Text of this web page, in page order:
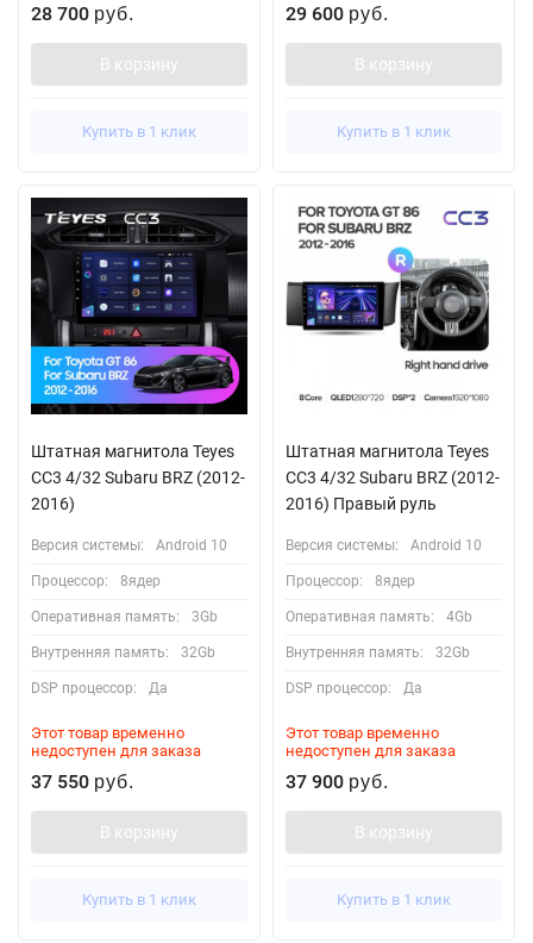
28 700 руб.
В корзину
Купить в 1 клик
29 600 руб.
В корзину
Купить в 1 клик
Штатная магнитола Teyes
CC3 4/32 Subaru BRZ (2012-
2016)
Версия системы: Android 10
Процессор: 8ядер
Оперативная память: 3Gb
Внутренняя память: 32Gb
DSP процессор: Да
Этот товар временно
недоступен для заказа
37 550 руб.
В корзину
Купить в 1 клик
Штатная магнитола Teyes
CC3 4/32 Subaru BRZ (2012-
2016) Правый руль
Версия системы: Android 10
Процессор: 8ядер
Оперативная память: 4Gb
Внутренняя память: 32Gb
DSP процессор: Да
Этот товар временно
недоступен для заказа
37 900 руб.
В корзину
Купить в 1 клик